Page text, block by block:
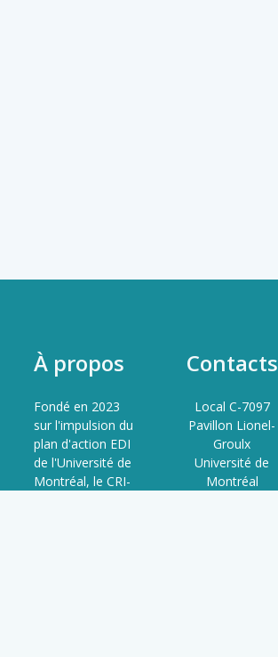
À propos
Fondé en 2023
sur l'impulsion du
plan d'action EDI
de l'Université de
Montréal, le CRI-
Contacts
Local C-7097
Pavillon Lionel-
Groulx
Université de
Montréal